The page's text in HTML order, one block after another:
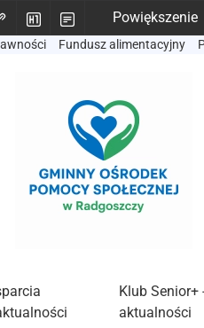
Powiększenie
Fundusz alimentacyjny
Klub Senior+
aktualności